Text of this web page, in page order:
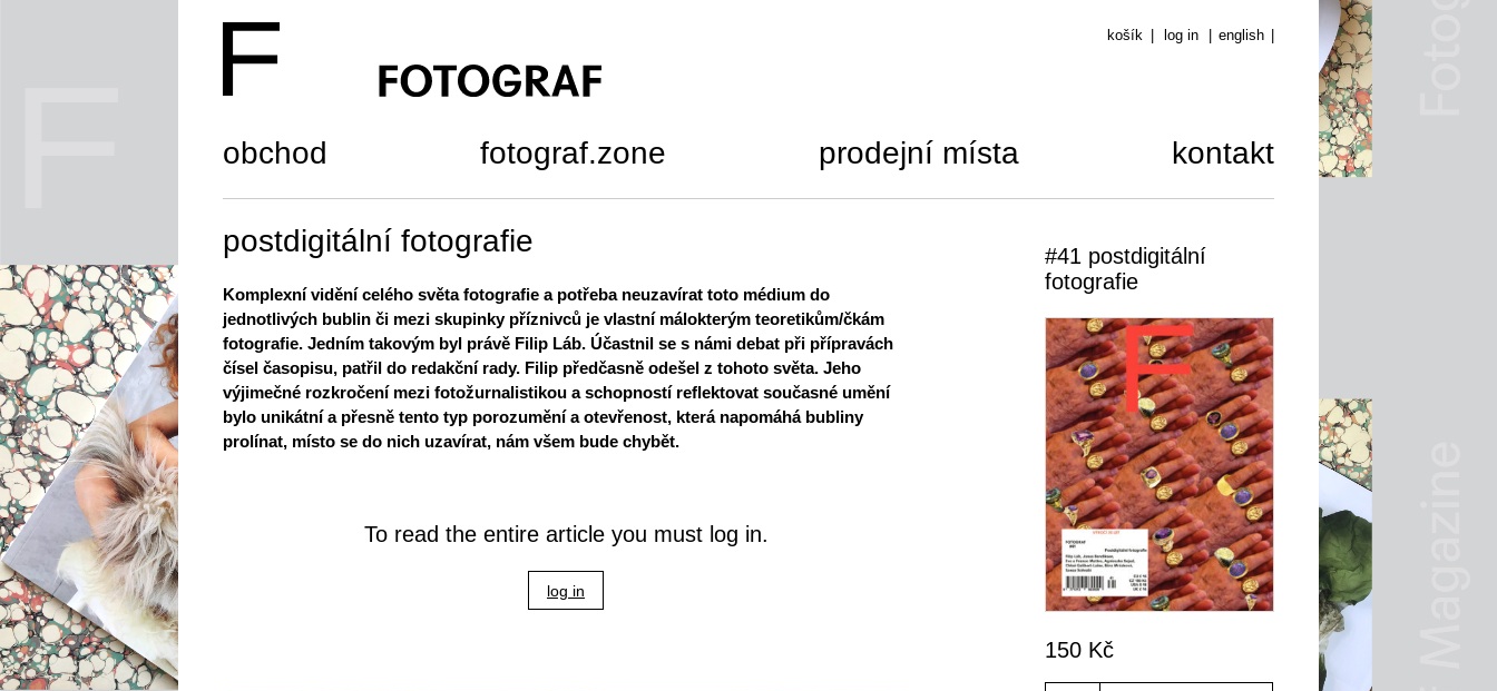
košík log in english
obchod fotograf.zone prodejní místa kontakt
postdigitální fotografie
Komplexní vidění celého světa fotografie a potřeba neuzavírat toto médium do
jednotlivých bublin či mezi skupinky příznivců je vlastní málokterým teoretikům/čkám
fotografie. Jedním takovým byl právě Filip Láb. Účastnil se s námi debat při přípravách
čísel časopisu, patřil do redakční rady. Filip předčasně odešel z tohoto světa. Jeho
výjimečné rozkročení mezi fotožurnalistikou a schopností reflektovat současné umění
bylo unikátní a přesně tento typ porozumění a otevřenost, která napomáhá bubliny
prolínat, místo se do nich uzavírat, nám všem bude chybět.
To read the entire article you must log in.
log in
#41 postdigitální
fotografie
150 Kč